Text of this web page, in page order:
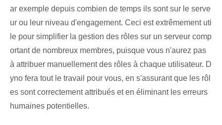
ar exemple depuis combien de temps ils sont sur le serve
ur ou leur niveau d'engagement. Ceci est extrêmement uti
le pour simplifier la gestion des rôles sur un serveur comp
ortant de nombreux membres, puisque vous n'aurez pas
à attribuer manuellement des rôles à chaque utilisateur. ‌D
yno fera tout le travail pour vous, en s'assurant que les rôl
es sont correctement attribués et en éliminant les erreurs
humaines potentielles.